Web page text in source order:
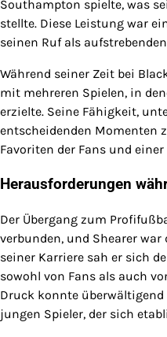
Southampton spielte, was
stellte. Diese Leistung war
seinen Ruf als
Während seiner Zeit bei
mit mehreren Spielen, in
erzielte. Seine Fähigkeit,
entscheidenden Momenten
Favoriten der Fans und
Herausforderungen
Der Übergang zum
verbunden, und Shearer
seiner Karriere sah er sich
sowohl von Fans als auch
Druck konnte
jungen Spieler, der sich